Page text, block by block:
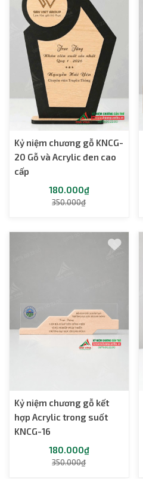
Kỷ niệm chương gỗ KNCG-
20 Gỗ và Acrylic đen cao
cấp
180.000₫
350.000₫
Kỷ niệm chương gỗ kết
hợp Acrylic trong suốt
KNCG-16
180.000₫
350.000₫